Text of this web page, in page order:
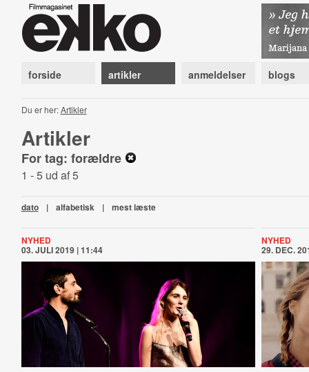
forside artikler anmeldelser blogs
Du er her:Artikler
Artikler
For tag: forældre
1 - 5 ud af 5
dato | alfabetisk | mest læste
NYHED
03. JULI 2019 | 11:44
NYHED
29. DEC.